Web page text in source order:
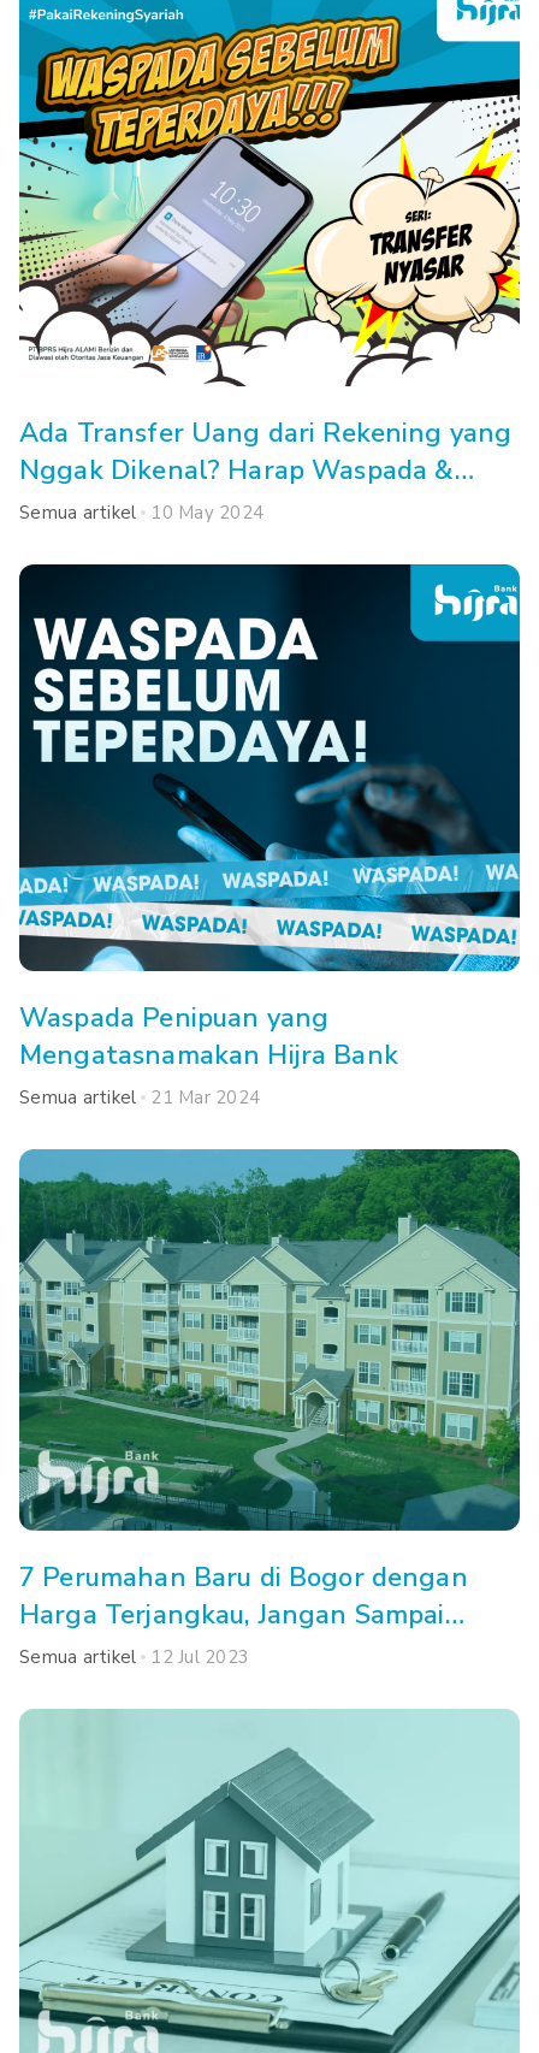
Ada Transfer Uang dari Rekening yang
Nggak Dikenal? Harap Waspada &
Lakukan Cara Ini!
Semua artikel 10 May 2024
Waspada Penipuan yang
Mengatasnamakan Hijra Bank
Semua artikel 21 Mar 2024
7 Perumahan Baru di Bogor dengan
Harga Terjangkau, Jangan Sampai
Kehabisan!
Semua artikel 12 Jul 2023